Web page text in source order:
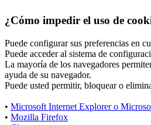
¿Cómo impedir el uso de
Puede configurar sus preferencias en
Puede acceder al sistema de
La mayoría de los navegadores
ayuda de su navegador.
Puede usted permitir, bloquear o
• Microsoft Internet Explorer o
• Mozilla Firefox